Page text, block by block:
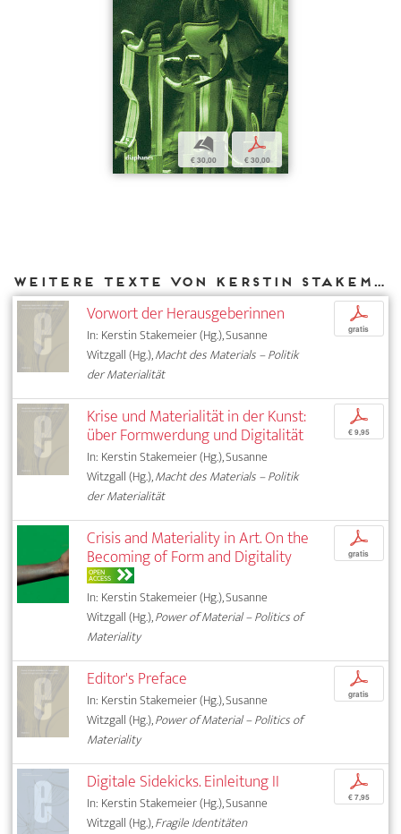
b
€ 30,00
p
€ 30,00
Weitere Texte von Kerstin Stakemeier bei DIAPHANES
Vorwort der Herausgeberinnen
In: Kerstin Stakemeier (Hg.), Susanne
Witzgall (Hg.),Macht des Materials – Politik
der Materialität
p
gratis
Krise und Materialität in der Kunst:
über Formwerdung und Digitalität
In: Kerstin Stakemeier (Hg.), Susanne
Witzgall (Hg.),Macht des Materials – Politik
der Materialität
p
€ 9,95
Crisis and Materiality in Art. On the
Becoming of Form and Digitality
OPEN
ACCESS
In: Kerstin Stakemeier (Hg.), Susanne
Witzgall (Hg.),Power of Material – Politics of
Materiality
p
gratis
Editor's Preface
In: Kerstin Stakemeier (Hg.), Susanne
Witzgall (Hg.),Power of Material – Politics of
Materiality
p
gratis
Digitale Sidekicks. Einleitung II
In: Kerstin Stakemeier (Hg.), Susanne
Witzgall (Hg.),Fragile Identitäten
p
€ 7,95